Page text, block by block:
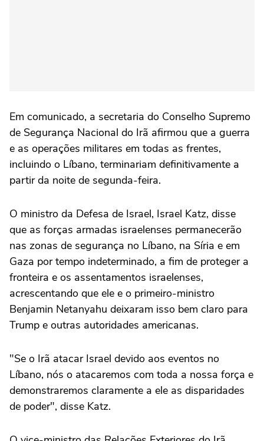
Em comunicado, a secretaria do Conselho Supremo
de Segurança Nacional do Irã afirmou que a guerra
e ‌as operações militares em todas as frentes,
incluindo o Líbano, terminariam definitivamente a
partir da noite de segunda-feira.
O ‌ministro da Defesa de Israel, Israel Katz, disse
que as forças armadas israelenses permanecerão
nas zonas de segurança no Líbano, na Síria e em
Gaza por ⁠tempo indeterminado, a fim de proteger a
fronteira e os assentamentos israelenses,
acrescentando que ele e o primeiro-ministro
Benjamin Netanyahu deixaram isso bem claro para
Trump e outras autoridades americanas.
"Se o Irã atacar Israel devido aos eventos no
Líbano, nós o atacaremos com toda a nossa força e
demonstraremos claramente a ele as disparidades
de poder", disse Katz.